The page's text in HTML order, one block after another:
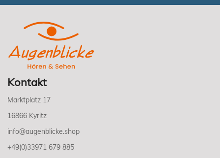
Kontakt
Marktplatz 17
16866 Kyritz
info@augenblicke.shop
+49(0)33971 679 885